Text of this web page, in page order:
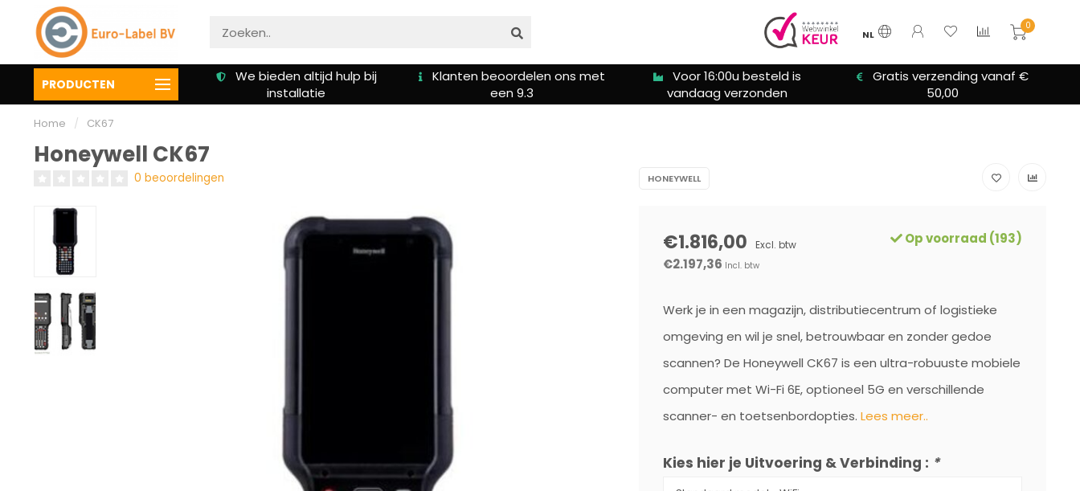
NL
0
PRODUCTEN
We bieden altijd hulp bij
installatie
Klanten beoordelen ons met
een 9.3
Voor 16:00u besteld is
vandaag verzonden
Gratis verzending vanaf €
50,00
We bieden altijd hulp bij
installatie
Home / CK67
Honeywell CK67
0 beoordelingen HONEYWELL
€1.816,00 Excl. btw
€2.197,36 Incl. btw
Op voorraad (193)
Werk je in een magazijn, distributiecentrum of logistieke
omgeving en wil je snel, betrouwbaar en zonder gedoe
scannen? De Honeywell CK67 is een ultra-robuuste mobiele
computer met Wi-Fi 6E, optioneel 5G en verschillende
scanner- en toetsenbordopties. Lees meer..
Kies hier je Uitvoering & Verbinding : *